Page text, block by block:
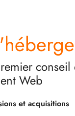
Web
et acquisitions